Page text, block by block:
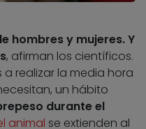
hombres y mujeres. Y
, afirman los científicos.
realizar la media hora
un hábito
durante el
animal se extienden al